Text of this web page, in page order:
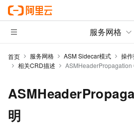
服务网格
首页 服务网格 ASM Sidecar模式 操
相关CRD描述
ASMHeaderPropagation
明